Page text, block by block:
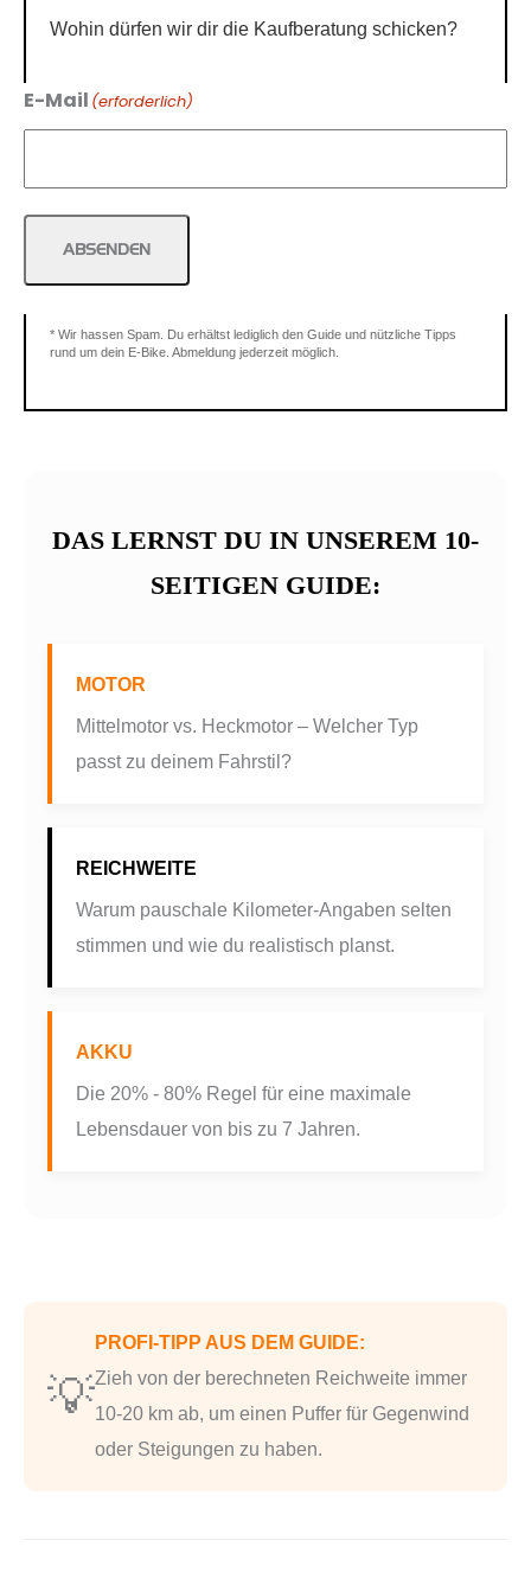
Wohin dürfen wir dir die Kaufberatung schicken?
E-Mail (erforderlich)
ABSENDEN
* Wir hassen Spam. Du erhältst lediglich den Guide und nützliche Tipps
rund um dein E-Bike. Abmeldung jederzeit möglich.
DAS LERNST DU IN UNSEREM 10-
SEITIGEN GUIDE:
MOTOR
Mittelmotor vs. Heckmotor – Welcher Typ
passt zu deinem Fahrstil?
REICHWEITE
Warum pauschale Kilometer-Angaben selten
stimmen und wie du realistisch planst.
AKKU
Die 20% - 80% Regel für eine maximale
Lebensdauer von bis zu 7 Jahren.
💡
PROFI-TIPP AUS DEM GUIDE:
Zieh von der berechneten Reichweite immer
10-20 km ab, um einen Puffer für Gegenwind
oder Steigungen zu haben.